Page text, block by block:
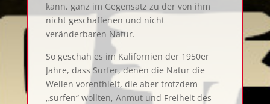
kann, ganz im Gegensatz zu der von ihm
nicht geschaffenen und nicht
veränderbaren Natur.
So geschah es im Kalifornien der 1950er
Jahre, dass Surfer, denen die Natur die
Wellen vorenthielt, die aber trotzdem
„surfen“ wollten, Anmut und Freiheit des